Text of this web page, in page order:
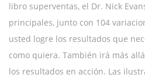
libro superventas, el Dr. Nick
principales, junto con 104
usted logre los resultados que
como quiera. También irá más
los resultados en acción. Las